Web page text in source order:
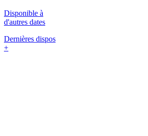
Disponible à
d'autres dates
Dernières dispos
+